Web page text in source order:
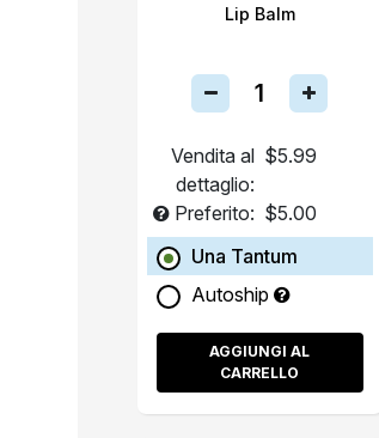
Lip Balm
Vendita al
dettaglio:
$5.99
Preferito: $5.00
Una Tantum
Autoship
AGGIUNGI AL
CARRELLO